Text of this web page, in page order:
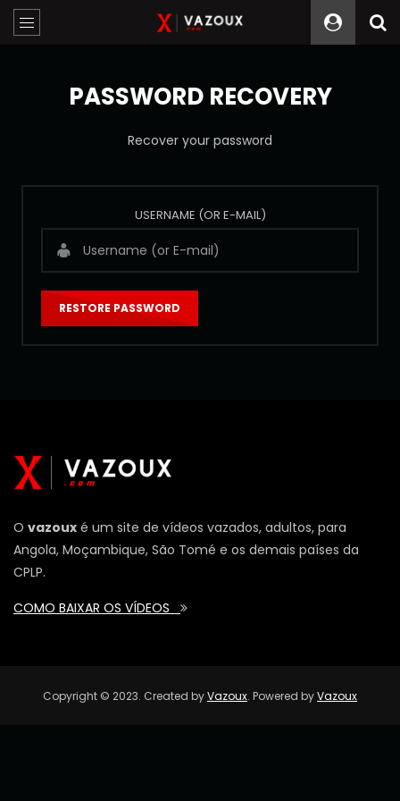
PASSWORD RECOVERY
Recover your password
USERNAME (OR E-MAIL)
O vazoux é um site de vídeos vazados, adultos, para
Angola, Moçambique, São Tomé e os demais países da
CPLP.
COMO BAIXAR OS VÍDEOS
Copyright © 2023. Created byVazoux. Powered byVazoux